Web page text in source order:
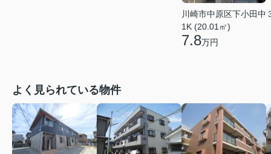
川崎市中原区下小田中
1K (20.01㎡)
7.8万円
よく見られている物件